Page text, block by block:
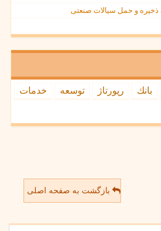
و حمل سیالات صنعتی
بانك رپورتاژ توسعه
خدمات
بازگشت به صفحه اصلی